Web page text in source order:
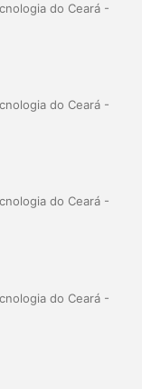
do Ceará -
do Ceará -
do Ceará -
do Ceará -